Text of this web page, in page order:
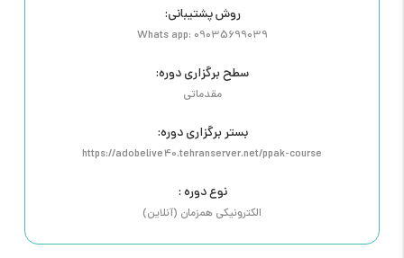
روش پشتیبانی:
Whats app: 09035699039
سطح برگزاری دوره:
مقدماتی
بستر برگزاری دوره:
https://adobelive40.tehranserver.net/ppak-course
نوع دوره :
الکترونیکی همزمان (آنلاین)